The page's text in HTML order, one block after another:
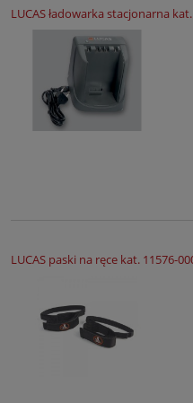
LUCAS ładowarka stacjonarna
LUCAS paski na ręce kat. 11576-